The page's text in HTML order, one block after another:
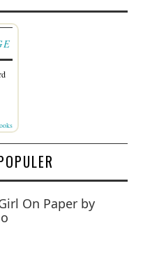
On Paper by